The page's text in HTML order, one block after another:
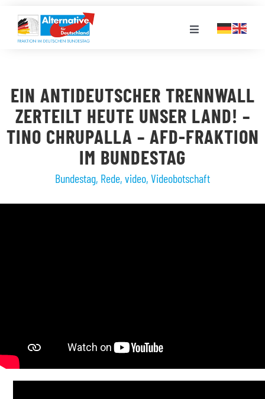
Inhalt
springen
Toggle
LANDESGRUPPEN
VERANSTALTUNGEN
EIN ANTIDEUTSCHER TRENNWALL
ZERTEILT HEUTE UNSER LAND! –
TINO CHRUPALLA – AFD-FRAKTION
IM BUNDESTAG
Bundestag, Rede, video, Videobotschaft